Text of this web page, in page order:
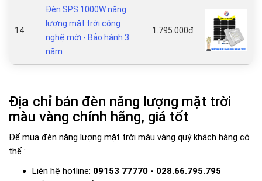
14
Đèn SPS 1000W năng
lượng mặt trời công
nghệ mới - Bảo hành 3
năm
1.795.000đ
Địa chỉ bán đèn năng lượng mặt trời
màu vàng chính hãng, giá tốt
Để mua đèn năng lượng mặt trời màu vàng quý khách hàng có
thể :
Liên hệ hotline: 09153 77770 - 028.66.795.795